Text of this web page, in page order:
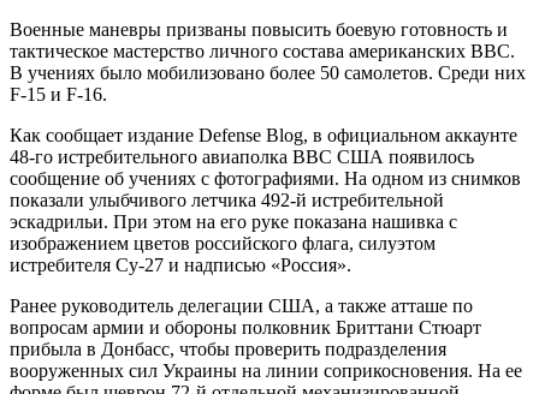
Военные маневры призваны повысить боевую готовность и
тактическое мастерство личного состава американских ВВС.
В учениях было мобилизовано более 50 самолетов. Среди них
F-15 и F-16.
Как сообщает издание Defense Blog, в официальном аккаунте
48-го истребительного авиаполка ВВС США появилось
сообщение об учениях с фотографиями. На одном из снимков
показали улыбчивого летчика 492-й истребительной
эскадрильи. При этом на его руке показана нашивка с
изображением цветов российского флага, силуэтом
истребителя Су-27 и надписью «Россия».
Ранее руководитель делегации США, а также атташе по
вопросам армии и обороны полковник Бриттани Стюарт
прибыла в Донбасс, чтобы проверить подразделения
вооруженных сил Украины на линии соприкосновения. На ее